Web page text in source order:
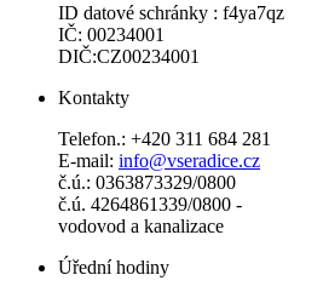
ID datové schránky : f4ya7qz
IČ: 00234001
DIČ:CZ00234001
Kontakty
Telefon.: +420 311 684 281
E-mail: info@vseradice.cz
č.ú.: 0363873329/0800
č.ú. 4264861339/0800 -
vodovod a kanalizace
Úřední hodiny